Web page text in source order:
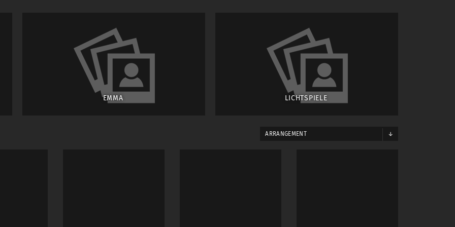
are my property and may not be copied, reproduced or used in any other way without my permission.
send me a short email.
EMMA LICHTSPIELE
ARRANGEMENT